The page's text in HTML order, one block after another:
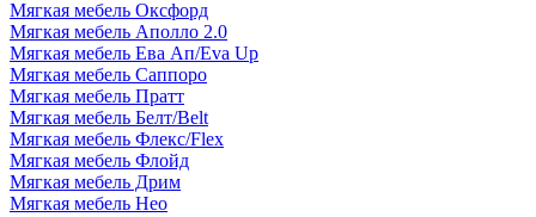
Мягкая мебель Оксфорд
Мягкая мебель Аполло 2.0
Мягкая мебель Ева Ап/Eva Up
Мягкая мебель Саппоро
Мягкая мебель Пратт
Мягкая мебель Белт/Belt
Мягкая мебель Флекс/Flex
Мягкая мебель Флойд
Мягкая мебель Дрим
Мягкая мебель Нео